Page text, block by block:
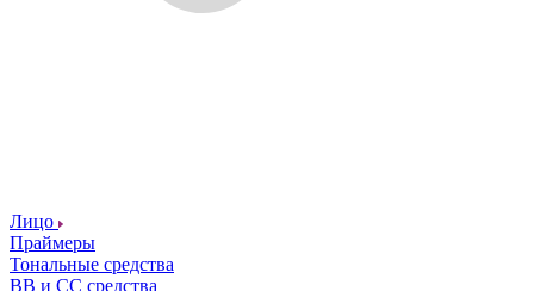
Лицо
Праймеры
Тональные средства
ВВ и СС средства